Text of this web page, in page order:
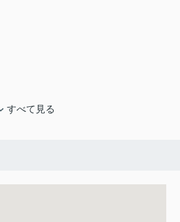
すべて見る